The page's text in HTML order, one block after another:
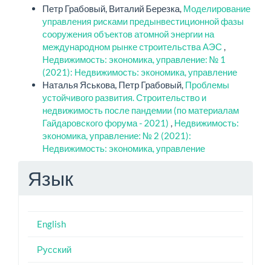
Петр Грабовый, Виталий Березка, Моделирование
управления рисками предынвестиционной фазы
сооружения объектов атомной энергии на
международном рынке строительства АЭС
Недвижимость: экономика, управление: № 1
(2021): Недвижимость: экономика, управление
Наталья Яськова, Петр Грабовый, Проблемы
устойчивого развития. Строительство и
недвижимость после пандемии (по материалам
Гайдаровского форума - 2021)
Недвижимость:
экономика, управление: № 2 (2021):
Недвижимость: экономика, управление
Язык
English
Русский